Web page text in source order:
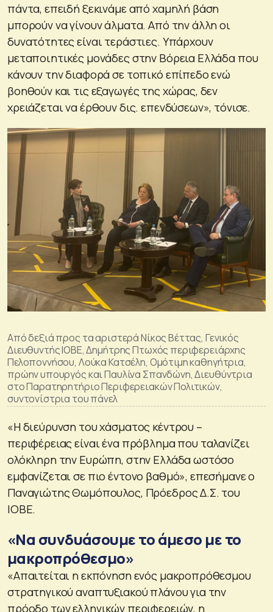
πάντα, επειδή ξεκινάμε από χαμηλή βάση
μπορούν να γίνουν άλματα. Από την άλλη οι
δυνατότητες είναι τεράστιες. Υπάρχουν
μεταποιητικές μονάδες στην Βόρεια Ελλάδα που
κάνουν την διαφορά σε τοπικό επίπεδο ενώ
βοηθούν και τις εξαγωγές της χώρας, δεν
χρειάζεται να έρθουν δις. επενδύσεων», τόνισε.
Από δεξιά προς τα αριστερά Νίκος Βέττας, Γενικός
Διευθυντής ΙΟΒΕ, Δημήτρης Πτωχός περιφερειάρχης
Πελοποννήσου, Λούκα Κατσέλη, Ομότιμη καθηγήτρια,
πρώην υπουργός και Παυλίνα Σπανδώνη, Διευθύντρια
στο Παρατηρητήριο Περιφερειακών Πολιτικών,
συντονίστρια του πάνελ
«Η διεύρυνση του χάσματος κέντρου –
περιφέρειας είναι ένα πρόβλημα που ταλανίζει
ολόκληρη την Ευρώπη, στην Ελλάδα ωστόσο
εμφανίζεται σε πιο έντονο βαθμό», επεσήμανε ο
Παναγιώτης Θωμόπουλος, Πρόεδρος Δ.Σ. του
ΙΟΒΕ.
«Να συνδυάσουμε το άμεσο με το
μακροπρόθεσμο»
«Απαιτείται η εκπόνηση ενός μακροπρόθεσμου
στρατηγικού αναπτυξιακού πλάνου για την
πρόοδο των ελληνικών περιφερειών, η